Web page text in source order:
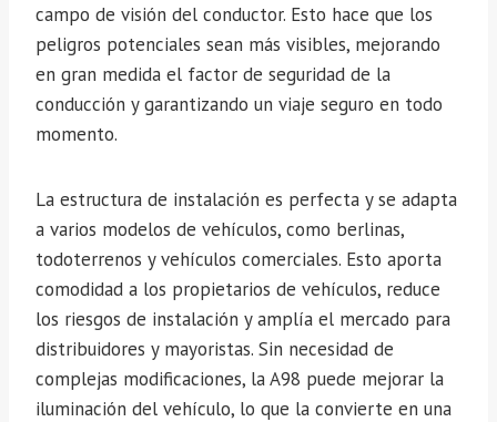
campo de visión del conductor. Esto hace que los
peligros potenciales sean más visibles, mejorando
en gran medida el factor de seguridad de la
conducción y garantizando un viaje seguro en todo
momento.
La estructura de instalación es perfecta y se adapta
a varios modelos de vehículos, como berlinas,
todoterrenos y vehículos comerciales. Esto aporta
comodidad a los propietarios de vehículos, reduce
los riesgos de instalación y amplía el mercado para
distribuidores y mayoristas. Sin necesidad de
complejas modificaciones, la A98 puede mejorar la
iluminación del vehículo, lo que la convierte en una